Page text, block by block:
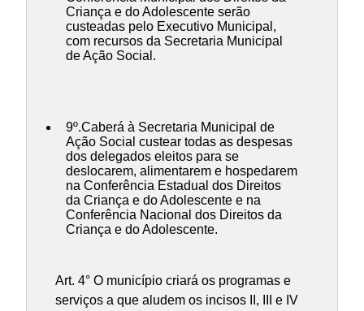
Criança e do Adolescente serão
custeadas pelo Executivo Municipal,
com recursos da Secretaria Municipal
de Ação Social.
9º.Caberá à Secretaria Municipal de
Ação Social custear todas as despesas
dos delegados eleitos para se
deslocarem, alimentarem e hospedarem
na Conferência Estadual dos Direitos
da Criança e do Adolescente e na
Conferência Nacional dos Direitos da
Criança e do Adolescente.
Art. 4° O município criará os programas e
serviços a que aludem os incisos II, III e IV